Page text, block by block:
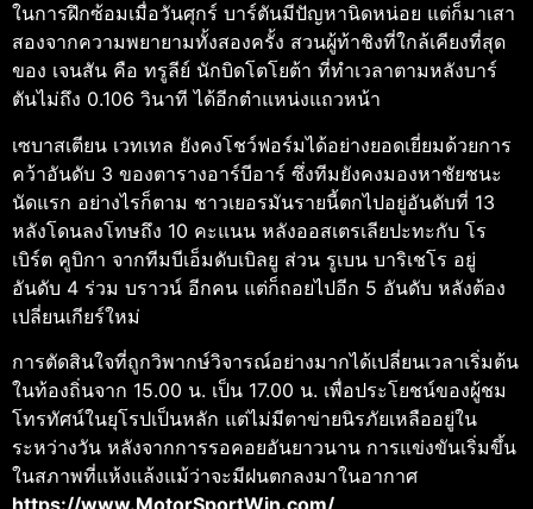
ในการฝึกซ้อมเมื่อวันศุกร์ บาร์ตันมีปัญหานิดหน่อย แต่ก็มาเสา
สองจากความพยายามทั้งสองครั้ง สวนผู้ท้าชิงที่ใกล้เคียงที่สุด
ของ เจนสัน คือ ทรูลีย์ นักบิดโตโยต้า ที่ทำเวลาตามหลังบาร์
ตันไม่ถึง 0.106 วินาที ได้อีกตำแหน่งแถวหน้า
เซบาสเตียน เวทเทล ยังคงโชว์ฟอร์มได้อย่างยอดเยี่ยมด้วยการ
คว้าอันดับ 3 ของตารางอาร์บีอาร์ ซึ่งทีมยังคงมองหาชัยชนะ
นัดแรก อย่างไรก็ตาม ชาวเยอรมันรายนี้ตกไปอยู่อันดับที่ 13
หลังโดนลงโทษถึง 10 คะแนน หลังออสเตรเลียปะทะกับ โร
เบิร์ต คูบิกา จากทีมบีเอ็มดับเบิลยู ส่วน รูเบน บาริเชโร อยู่
อันดับ 4 ร่วม บราวน์ อีกคน แต่ก็ถอยไปอีก 5 อันดับ หลังต้อง
เปลี่ยนเกียร์ใหม่
การตัดสินใจที่ถูกวิพากษ์วิจารณ์อย่างมากได้เปลี่ยนเวลาเริ่มต้น
ในท้องถิ่นจาก 15.00 น. เป็น 17.00 น. เพื่อประโยชน์ของผู้ชม
โทรทัศน์ในยุโรปเป็นหลัก แต่ไม่มีตาข่ายนิรภัยเหลืออยู่ใน
ระหว่างวัน หลังจากการรอคอยอันยาวนาน การแข่งขันเริ่มขึ้น
ในสภาพที่แห้งแล้งแม้ว่าจะมีฝนตกลงมาในอากาศ
https://www.MotorSportWin.com/